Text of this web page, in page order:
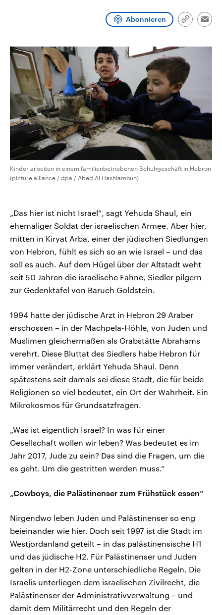
Abonnieren
Link
Kinder arbeiten in einem familienbetriebenen Schuhgeschäft in Hebron
(picture alliance / dpa / Abed Al Hashlamoun)
„Das hier ist nicht Israel“, sagt Yehuda Shaul, ein
ehemaliger Soldat der israelischen Armee. Aber hier,
mitten in Kiryat Arba, einer der jüdischen Siedlungen
von Hebron, fühlt es sich so an wie Israel – und das
soll es auch. Auf dem Hügel über der Altstadt weht
seit 50 Jahren die israelische Fahne, Siedler pilgern
zur Gedenktafel von Baruch Goldstein.
1994 hatte der jüdische Arzt in Hebron 29 Araber
erschossen – in der Machpela-Höhle, von Juden und
Muslimen gleichermaßen als Grabstätte Abrahams
verehrt. Diese Bluttat des Siedlers habe Hebron für
immer verändert, erklärt Yehuda Shaul. Denn
spätestens seit damals sei diese Stadt, die für beide
Religionen so viel bedeutet, ein Ort der Wahrheit. Ein
Mikrokosmos für Grundsatzfragen.
„Was ist eigentlich Israel? In was für einer
Gesellschaft wollen wir leben? Was bedeutet es im
Jahr 2017, Jude zu sein? Das sind die Fragen, um die
es geht. Um die gestritten werden muss.“
„Cowboys, die Palästinenser zum Frühstück essen“
Nirgendwo leben Juden und Palästinenser so eng
beieinander wie hier. Doch seit 1997 ist die Stadt im
Westjordanland geteilt – in das palästinensische H1
und das jüdische H2. Für Palästinenser und Juden
gelten in der H2-Zone unterschiedliche Regeln. Die
Israelis unterliegen dem israelischen Zivilrecht, die
Palästinenser der Administrativverwaltung – und
damit dem Militärrecht und den Regeln der